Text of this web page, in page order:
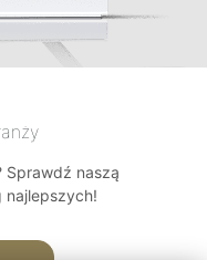
Sprawdź naszą
najlepszych!